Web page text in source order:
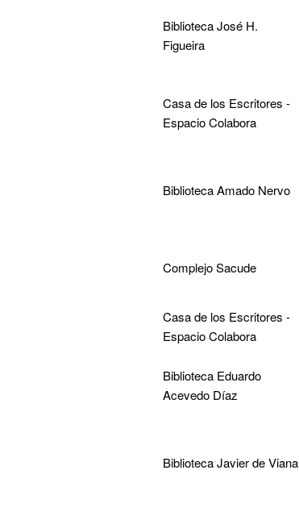
Biblioteca José H.
Figueira
Casa de los Escritores -
Espacio Colabora
Biblioteca Amado Nervo
Complejo Sacude
Casa de los Escritores -
Espacio Colabora
Biblioteca Eduardo
Acevedo Díaz
Biblioteca Javier de Viana